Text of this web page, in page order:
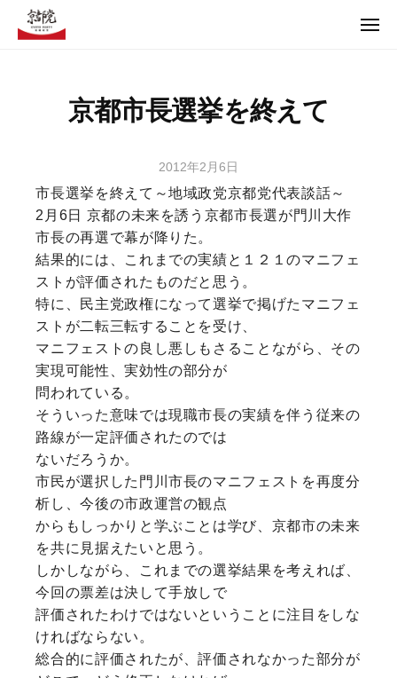
ツ
ッ
プ
メ
京都市長選挙を終えて
2012年2月6日
y
m
m
市長選挙を終えて～地域政党京都党代表談話～
2月6日 京都の未来を誘う京都市長選が門川大作
市長の再選で幕が降りた。
結果的には、これまでの実績と１２１のマニフェ
ストが評価されたものだと思う。
特に、民主党政権になって選挙で掲げたマニフェ
ストが二転三転することを受け、
マニフェストの良し悪しもさることながら、その
実現可能性、実効性の部分が
問われている。
そういった意味では現職市長の実績を伴う従来の
路線が一定評価されたのでは
ないだろうか。
市民が選択した門川市長のマニフェストを再度分
析し、今後の市政運営の観点
からもしっかりと学ぶことは学び、京都市の未来
を共に見据えたいと思う。
しかしながら、これまでの選挙結果を考えれば、
今回の票差は決して手放しで
評価されたわけではないということに注目をしな
ければならない。
総合的に評価されたが、評価されなかった部分が
ー